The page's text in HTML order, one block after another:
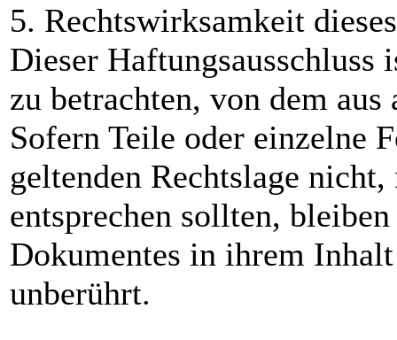
5. Rechtswirksamkeit
Dieser Haftungsausschluss
zu betrachten, von dem
Sofern Teile oder einzelne
geltenden Rechtslage
entsprechen sollten,
Dokumentes in ihrem
unberührt.